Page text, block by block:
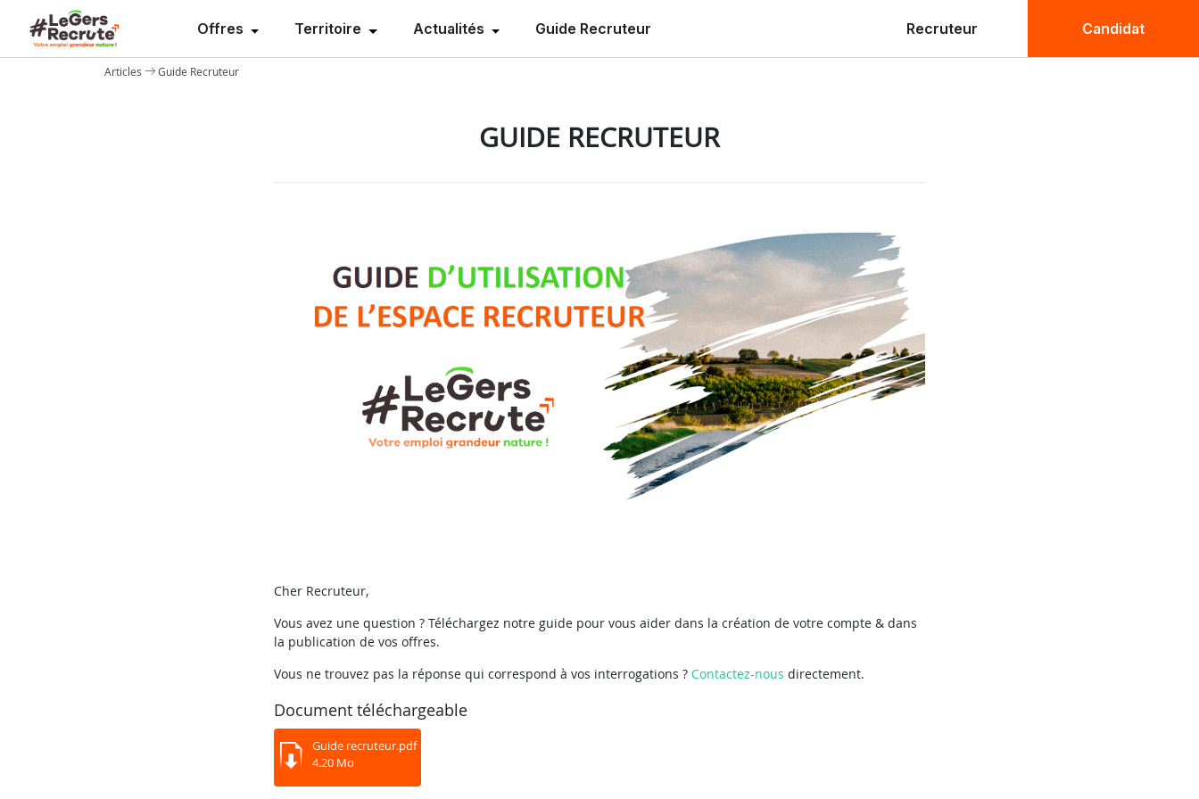
Offres Territoire Actualités Guide Recruteur Recruteur Candidat
Articles Guide Recruteur
GUIDE RECRUTEUR
Cher Recruteur,
Vous avez une question ? Téléchargez notre guide pour vous aider dans la création de votre compte & dans
la publication de vos offres.
Vous ne trouvez pas la réponse qui correspond à vos interrogations ? Contactez-nous directement.
Document téléchargeable
Guide recruteur.pdf
4.20 Mo